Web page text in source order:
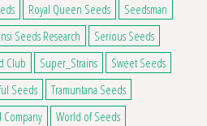
Royal Queen Seeds
Seedsman
Seeds Research
Serious Seeds
Club Super_Strains
Sweet Seeds
Seeds
Tramuntana Seeds
World of Seeds